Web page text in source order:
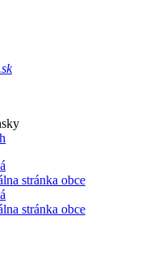
stránka obce
stránka obce